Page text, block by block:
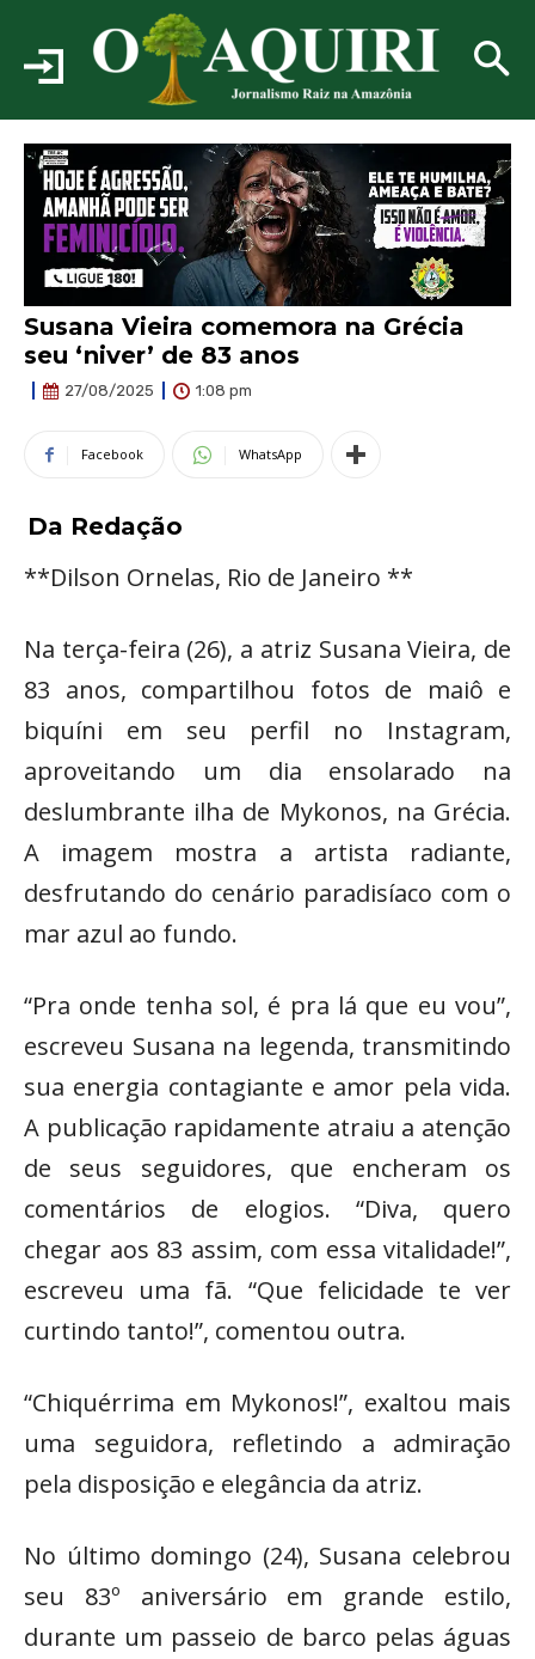
Susana Vieira comemora na Grécia
seu ‘niver’ de 83 anos
27/08/2025 1:08 pm
Facebook WhatsApp
Da Redação
**Dilson Ornelas, Rio de Janeiro **
Na terça-feira (26), a atriz Susana Vieira, de
83 anos, compartilhou fotos de maiô e
biquíni em seu perfil no Instagram,
aproveitando um dia ensolarado na
deslumbrante ilha de Mykonos, na Grécia.
A imagem mostra a artista radiante,
desfrutando do cenário paradisíaco com o
mar azul ao fundo.
“Pra onde tenha sol, é pra lá que eu vou”,
escreveu Susana na legenda, transmitindo
sua energia contagiante e amor pela vida.
A publicação rapidamente atraiu a atenção
de seus seguidores, que encheram os
comentários de elogios. “Diva, quero
chegar aos 83 assim, com essa vitalidade!”,
escreveu uma fã. “Que felicidade te ver
curtindo tanto!”, comentou outra.
“Chiquérrima em Mykonos!”, exaltou mais
uma seguidora, refletindo a admiração
pela disposição e elegância da atriz.
No último domingo (24), Susana celebrou
seu 83º aniversário em grande estilo,
durante um passeio de barco pelas águas